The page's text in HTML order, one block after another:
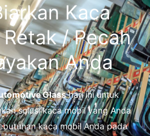
Kaca
/ Pecah
Anda
Glasshari ini untuk
solusi kaca mobil yang Anda
kaca mobil Anda pada